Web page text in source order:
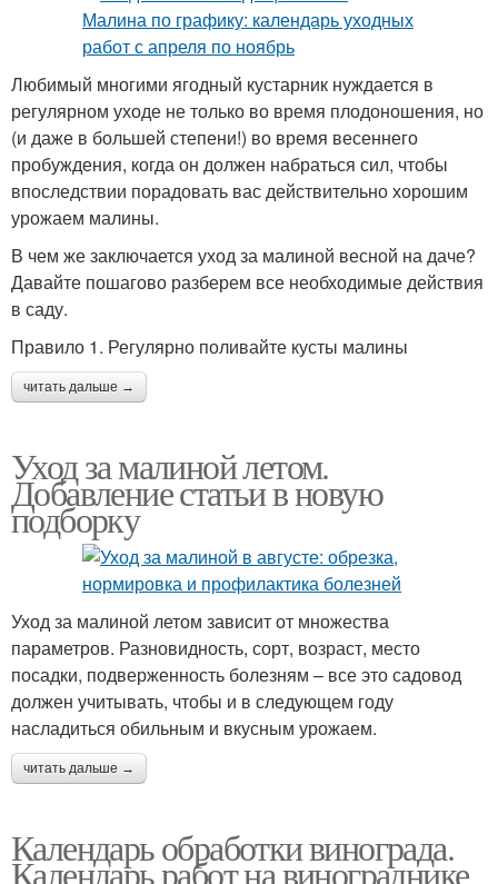
Любимый многими ягодный кустарник нуждается в
регулярном уходе не только во время плодоношения, но
(и даже в большей степени!) во время весеннего
пробуждения, когда он должен набраться сил, чтобы
впоследствии порадовать вас действительно хорошим
урожаем малины.
В чем же заключается уход за малиной весной на даче?
Давайте пошагово разберем все необходимые действия
в саду.
Правило 1. Регулярно поливайте кусты малины
читать дальше →
Уход за малиной летом.
Добавление статьи в новую
подборку
Уход за малиной летом зависит от множества
параметров. Разновидность, сорт, возраст, место
посадки, подверженность болезням – все это садовод
должен учитывать, чтобы и в следующем году
насладиться обильным и вкусным урожаем.
читать дальше →
Календарь обработки винограда.
Календарь работ на винограднике